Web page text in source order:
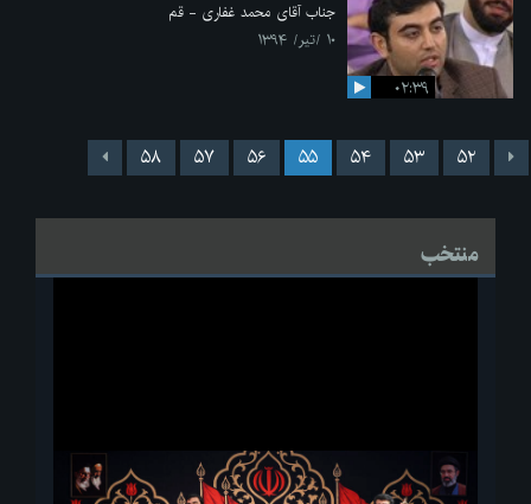
۰۲:۳۹
جناب آقای محمد غفاری - قم
۱۰ /تیر/ ۱۳۹۴
۵۲ ۵۳ ۵۴ ۵۵ ۵۶ ۵۷ ۵۸
منتخب